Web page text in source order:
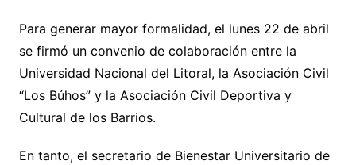
Para generar mayor formalidad, el lunes 22 de abril
se firmó un convenio de colaboración entre la
Universidad Nacional del Litoral, la Asociación Civil
“Los Búhos” y la Asociación Civil Deportiva y
Cultural de los Barrios.
En tanto, el secretario de Bienestar Universitario de